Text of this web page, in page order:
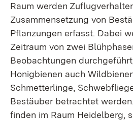
Raum werden
Zusammensetzung von
Pflanzungen erfasst. Dabei
Zeitraum von zwei
Beobachtungen
Honigbienen auch
Schmetterlinge,
Bestäuber betrachtet
finden im Raum Heidelberg,